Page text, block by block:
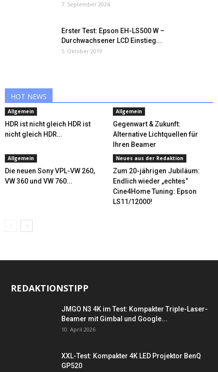
7. September 2024
Erster Test: Epson EH-LS500 W –
Durchwachsener LCD Einstieg...
5. Oktober 2019
HOT NEWS
Allgemein
HDR ist nicht gleich HDR ist
nicht gleich HDR…
Allgemein
Gegenwart & Zukunft:
Alternative Lichtquellen für
Ihren Beamer
Allgemein
Die neuen Sony VPL-VW 260,
VW 360 und VW 760...
Neues aus der Redaktion
Zum 20-jährigen Jubiläum:
Endlich wieder „echtes“
Cine4Home Tuning: Epson
LS11/12000!
REDAKTIONSTIPP
JMGO N3 4K im Test: Kompakter Triple-Laser-
Beamer mit Gimbal und Google...
10. April 2026
XXL-Test: Kompakter 4K LED Projektor BenQ
GP520